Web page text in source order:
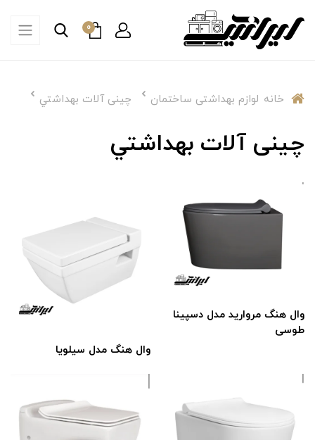
0
خانه لوازم بهداشتی ساختمان چینی آلات بهداشتي
چینی آلات بهداشتي
وال هنگ‌‌ مروارید مدل دسپینا
طوسی
وال هنگ مدل سیلویا